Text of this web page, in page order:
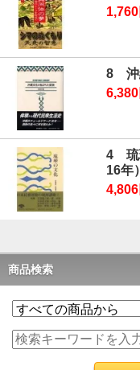
8 沖
4 琉
16年）
商品検索